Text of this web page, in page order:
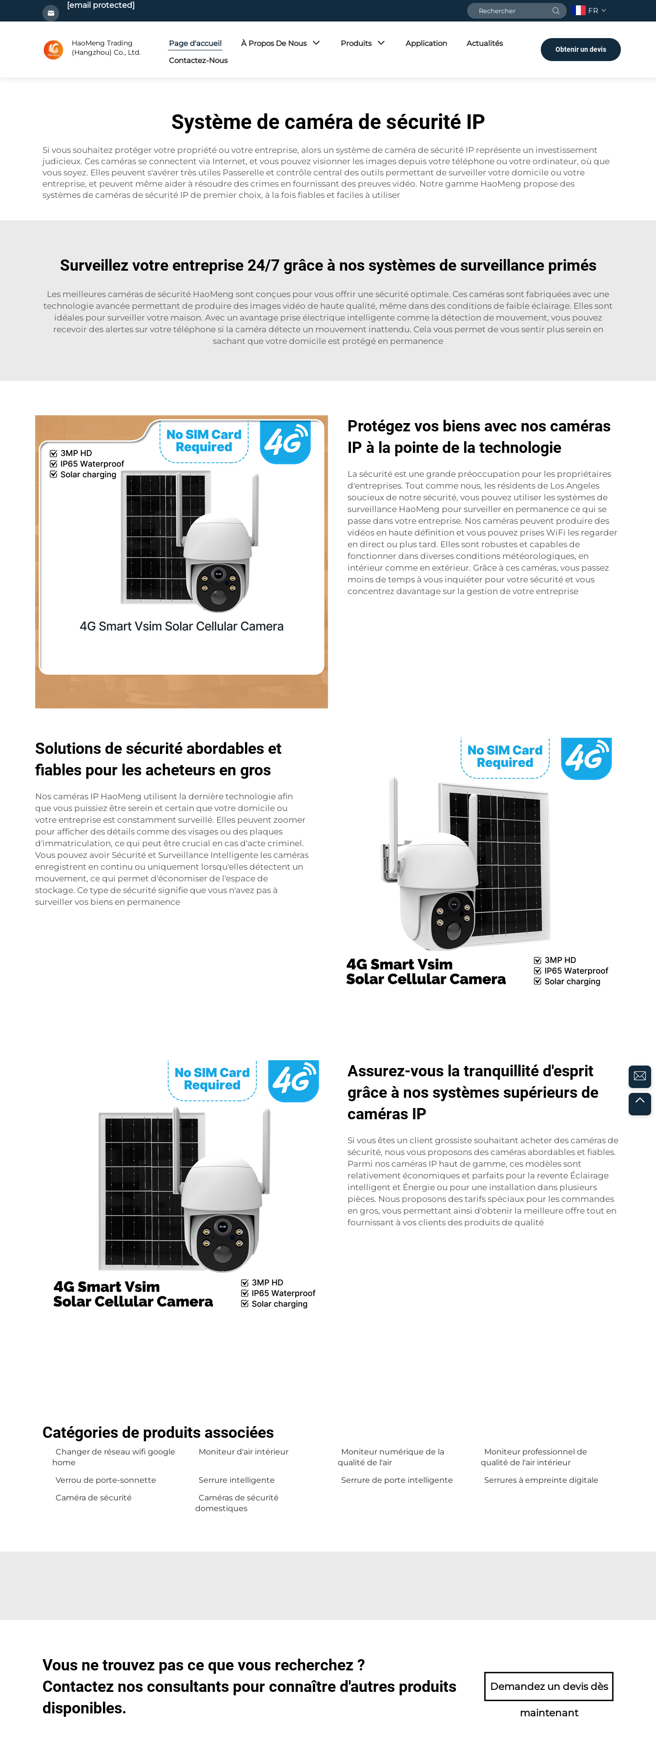
[email protected]
FR
HaoMeng Trading
(Hangzhou) Co., Ltd.
Page d'accueil À Propos De Nous Produits Application
Actualités
Contactez-Nous
Obtenir un devis
Système de caméra de sécurité IP
Si vous souhaitez protéger votre propriété ou votre entreprise, alors un système de caméra de sécurité IP représente un investissement
judicieux. Ces caméras se connectent via Internet, et vous pouvez visionner les images depuis votre téléphone ou votre ordinateur, où que
vous soyez. Elles peuvent s'avérer très utiles Passerelle et contrôle central des outils permettant de surveiller votre domicile ou votre
entreprise, et peuvent même aider à résoudre des crimes en fournissant des preuves vidéo. Notre gamme HaoMeng propose des
systèmes de caméras de sécurité IP de premier choix, à la fois fiables et faciles à utiliser
Surveillez votre entreprise 24/7 grâce à nos systèmes de surveillance primés
Les meilleures caméras de sécurité HaoMeng sont conçues pour vous offrir une sécurité optimale. Ces caméras sont fabriquées avec une
technologie avancée permettant de produire des images vidéo de haute qualité, même dans des conditions de faible éclairage. Elles sont
idéales pour surveiller votre maison. Avec un avantage prise électrique intelligente comme la détection de mouvement, vous pouvez
recevoir des alertes sur votre téléphone si la caméra détecte un mouvement inattendu. Cela vous permet de vous sentir plus serein en
sachant que votre domicile est protégé en permanence
Protégez vos biens avec nos caméras
IP à la pointe de la technologie
La sécurité est une grande préoccupation pour les propriétaires
d'entreprises. Tout comme nous, les résidents de Los Angeles
soucieux de notre sécurité, vous pouvez utiliser les systèmes de
surveillance HaoMeng pour surveiller en permanence ce qui se
passe dans votre entreprise. Nos caméras peuvent produire des
vidéos en haute définition et vous pouvez prises WiFi les regarder
en direct ou plus tard. Elles sont robustes et capables de
fonctionner dans diverses conditions météorologiques, en
intérieur comme en extérieur. Grâce à ces caméras, vous passez
moins de temps à vous inquiéter pour votre sécurité et vous
concentrez davantage sur la gestion de votre entreprise
Solutions de sécurité abordables et
fiables pour les acheteurs en gros
Nos caméras IP HaoMeng utilisent la dernière technologie afin
que vous puissiez être serein et certain que votre domicile ou
votre entreprise est constamment surveillé. Elles peuvent zoomer
pour afficher des détails comme des visages ou des plaques
d'immatriculation, ce qui peut être crucial en cas d'acte criminel.
Vous pouvez avoir Sécurité et Surveillance Intelligente les caméras
enregistrent en continu ou uniquement lorsqu'elles détectent un
mouvement, ce qui permet d'économiser de l'espace de
stockage. Ce type de sécurité signifie que vous n'avez pas à
surveiller vos biens en permanence
Assurez-vous la tranquillité d'esprit
grâce à nos systèmes supérieurs de
caméras IP
Si vous êtes un client grossiste souhaitant acheter des caméras de
sécurité, nous vous proposons des caméras abordables et fiables.
Parmi nos caméras IP haut de gamme, ces modèles sont
relativement économiques et parfaits pour la revente Éclairage
intelligent et Énergie ou pour une installation dans plusieurs
pièces. Nous proposons des tarifs spéciaux pour les commandes
en gros, vous permettant ainsi d'obtenir la meilleure offre tout en
fournissant à vos clients des produits de qualité
Catégories de produits associées
Changer de réseau wifi google
home
Moniteur d'air intérieur
Moniteur numérique de la
qualité de l'air
Moniteur professionnel de
qualité de l'air intérieur
Verrou de porte-sonnette
Serrure intelligente Serrure de porte intelligente
Serrures à empreinte digitale
Caméra de sécurité
Caméras de sécurité
domestiques
Vous ne trouvez pas ce que vous recherchez ?
Contactez nos consultants pour connaître d'autres produits
disponibles.
Demandez un devis dès
maintenant